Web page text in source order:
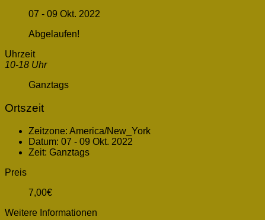
07 - 09 Okt. 2022
Abgelaufen!
Uhrzeit
10-18 Uhr
Ganztags
Ortszeit
Zeitzone: America/New_York
Datum: 07 - 09 Okt. 2022
Zeit: Ganztags
Preis
7,00€
Weitere Informationen